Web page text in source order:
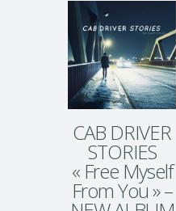
CAB DRIVER
STORIES
« Free Myself
From You » –